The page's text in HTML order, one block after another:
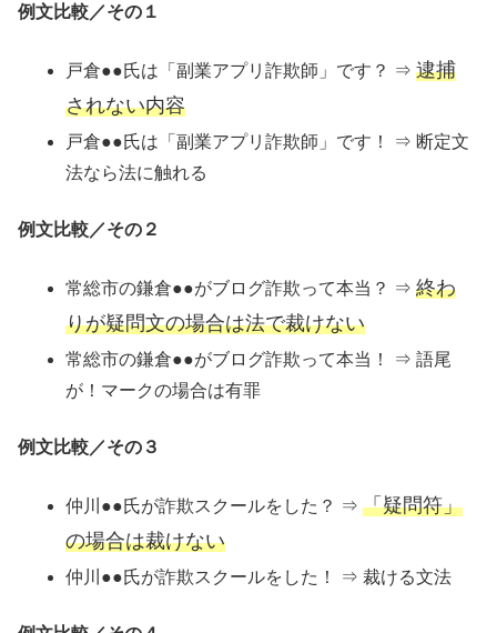
例文比較／その１
戸倉●●氏は「副業アプリ詐欺師」です？ ⇒逮捕
されない内容
戸倉●●氏は「副業アプリ詐欺師」です！ ⇒ 断定文
法なら法に触れる
例文比較／その２
常総市の鎌倉●●がブログ詐欺って本当？ ⇒終わ
りが疑問文の場合は法で裁けない
常総市の鎌倉●●がブログ詐欺って本当！ ⇒ 語尾
が！マークの場合は有罪
例文比較／その３
仲川●●氏が詐欺スクールをした？ ⇒「疑問符」
の場合は裁けない
仲川●●氏が詐欺スクールをした！ ⇒ 裁ける文法